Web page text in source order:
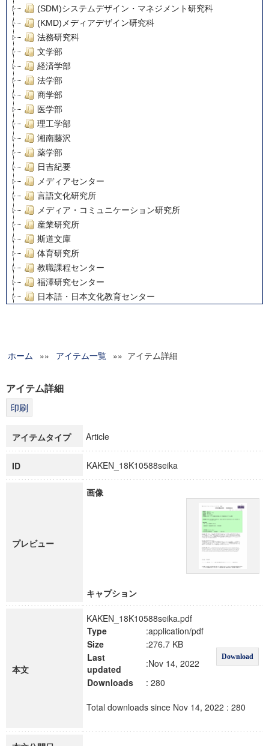
(SDM)システムデザイン・マネジメント研究科
(KMD)メディアデザイン研究科
法務研究科
文学部
経済学部
法学部
商学部
医学部
理工学部
湘南藤沢
薬学部
日吉紀要
メディアセンター
言語文化研究所
メディア・コミュニケーション研究所
産業研究所
斯道文庫
体育研究所
教職課程センター
福澤研究センター
日本語・日本文化教育センター
グローバルリサーチインスティテュート
科学研究費補助金研究成果報告書
博士課程教育リーディングプログラム「超成熟社会発展のサ
ホーム »» アイテム一覧 »» アイテム詳細
アイテム詳細
アイテムタイプ Article
ID KAKEN_18K10588seika
プレビュー
画像
キャプション
本文
KAKEN_18K10588seika.pdf
Type
:application/pdf
Download
Size
:276.7 KB
Last
updated
:Nov 14, 2022
Downloads
: 280
Total downloads since Nov 14, 2022 : 280